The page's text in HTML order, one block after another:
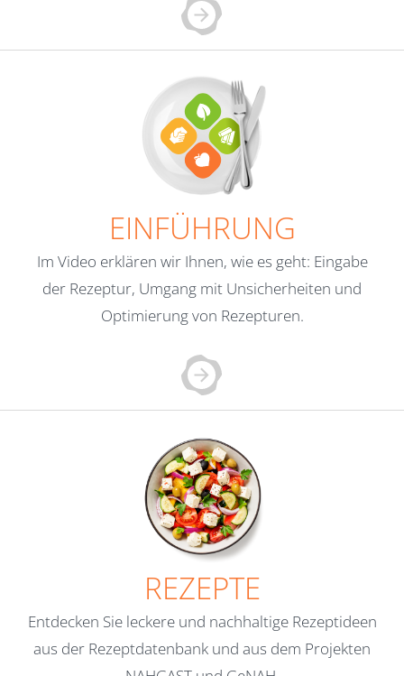
EINFÜHRUNG
Im Video erklären wir Ihnen, wie es geht: Eingabe
der Rezeptur, Umgang mit Unsicherheiten und
Optimierung von Rezepturen.
REZEPTE
Entdecken Sie leckere und nachhaltige Rezeptideen
aus der Rezeptdatenbank und aus dem Projekten